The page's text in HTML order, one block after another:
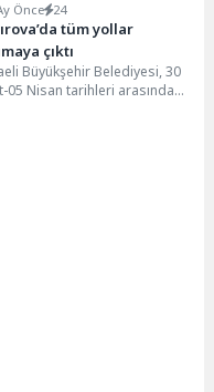
Önce 24
tüm yollar
çıktı
Büyükşehir Belediyesi, 30
05 Nisan tarihleri arasında